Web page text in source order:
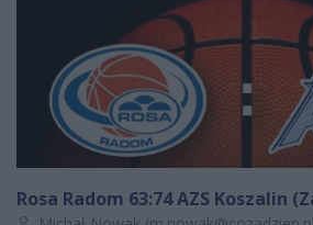
Rosa Radom 63:74 AZS Koszalin